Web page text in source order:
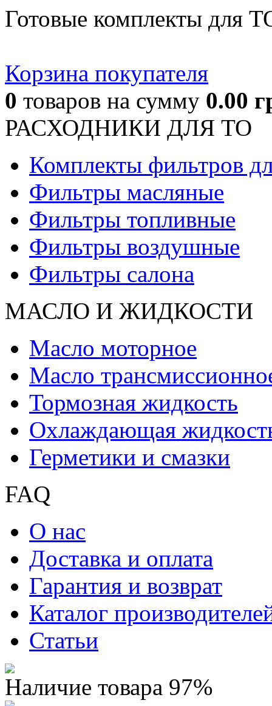
Готовые комплекты для
Корзина покупателя
0 товаров на сумму 0.00
РАСХОДНИКИ ДЛЯ ТО
Комплекты фильтров
Фильтры масляные
Фильтры топливные
Фильтры воздушные
Фильтры салона
МАСЛО И ЖИДКОCТИ
Масло моторное
Масло
Тормозная жидкость
Охлаждающая
Герметики и смазки
FAQ
О нас
Доставка и оплата
Гарантия и возврат
Каталог
Статьи
Наличие товара 97%